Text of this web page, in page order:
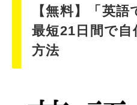
【無料】「英
最短21日間で自
方法